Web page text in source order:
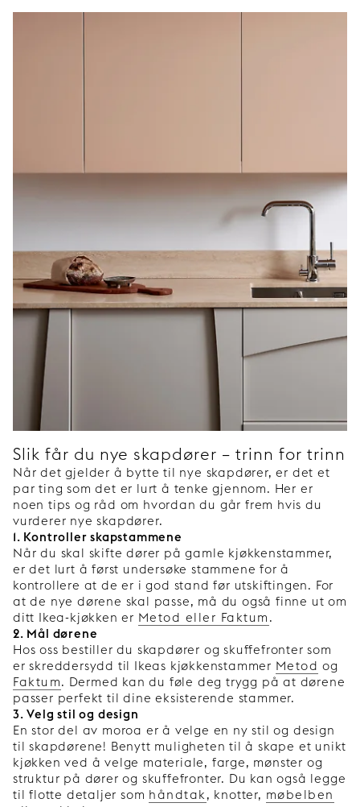
Slik får du nye skapdører – trinn for trinn
Når det gjelder å bytte til nye skapdører, er det et
par ting som det er lurt å tenke gjennom. Her er
noen tips og råd om hvordan du går frem hvis du
vurderer nye skapdører.
1. Kontroller skapstammene
Når du skal skifte dører på gamle kjøkkenstammer,
er det lurt å først undersøke stammene for å
kontrollere at de er i god stand før utskiftingen. For
at de nye dørene skal passe, må du også finne ut om
ditt Ikea-kjøkken er Metod eller Faktum .
2. Mål dørene
Hos oss bestiller du skapdører og skuffefronter som
er skreddersydd til Ikeas kjøkkenstammer Metod og
Faktum. Dermed kan du føle deg trygg på at dørene
passer perfekt til dine eksisterende stammer.
3. Velg stil og design
En stor del av moroa er å velge en ny stil og design
til skapdørene! Benytt muligheten til å skape et unikt
kjøkken ved å velge materiale, farge, mønster og
struktur på dører og skuffefronter. Du kan også legge
til flotte detaljer som håndtak, knotter, møbelben